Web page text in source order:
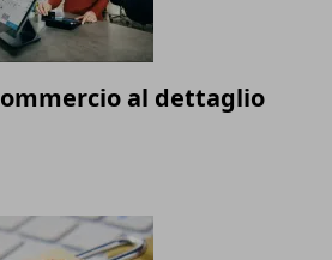
al dettaglio